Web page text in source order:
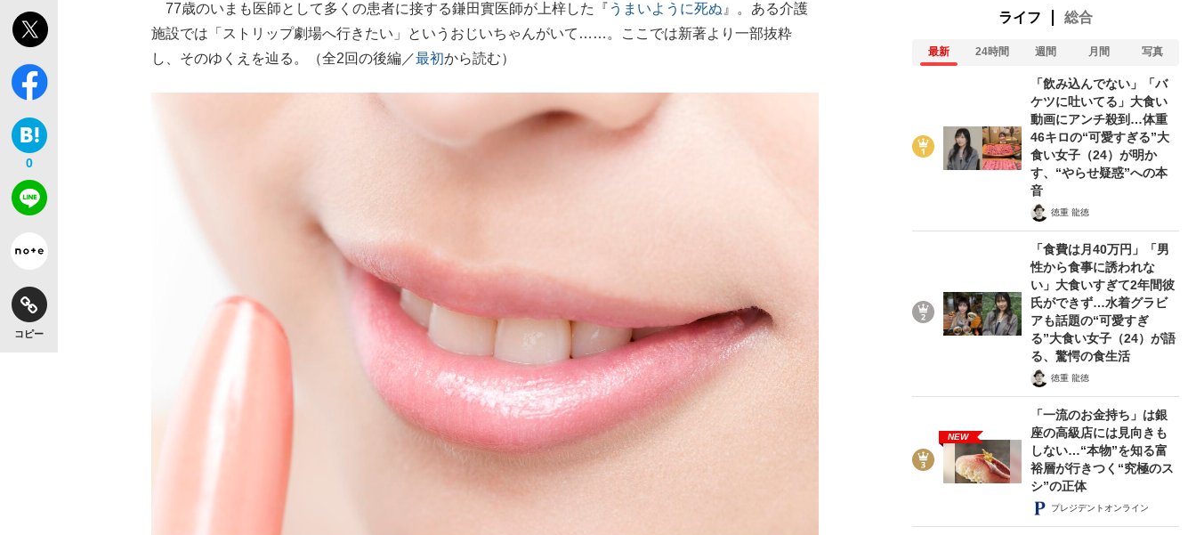
もっと見る
0
コピー
77歳のいまも医師として多くの患者に接する鎌田實医師が上梓した『 うまいように死ぬ 』。ある介護
施設では「ストリップ劇場へ行きたい」というおじいちゃんがいて……。ここでは新著より一部抜粋
し、そのゆくえを辿る。（全2回の後編／最初から読む）
ライフ 総合
最新 24時間 週間 月間 写真
「飲み込んでない」「バ
ケツに吐いてる」大食い
動画にアンチ殺到…体重
46キロの“可愛すぎる”大
食い女子（24）が明か
す、“やらせ疑惑”への本
音
徳重 龍徳
「食費は月40万円」「男
性から食事に誘われな
い」大食いすぎて2年間彼
氏ができず…水着グラビ
アも話題の“可愛すぎ
る”大食い女子（24）が語
る、驚愕の食生活
徳重 龍徳
NEW
「一流のお金持ち」は銀
座の高級店には見向きも
しない…“本物”を知る富
裕層が行きつく“究極のス
シ”の正体
プレジデントオンライン